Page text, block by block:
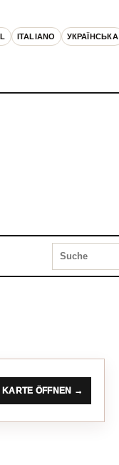
ITALIANO УКРАЇНСЬКА
KARTE ÖFFNEN →